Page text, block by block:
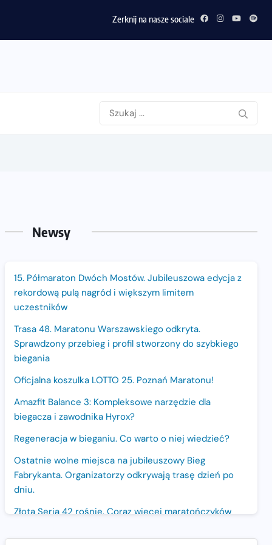
Zerknij na nasze sociale
Newsy
15. Półmaraton Dwóch Mostów. Jubileuszowa edycja z
rekordową pulą nagród i większym limitem
uczestników
Trasa 48. Maratonu Warszawskiego odkryta.
Sprawdzony przebieg i profil stworzony do szybkiego
biegania
Oficjalna koszulka LOTTO 25. Poznań Maratonu!
Amazfit Balance 3: Kompleksowe narzędzie dla
biegacza i zawodnika Hyrox?
Regeneracja w bieganiu. Co warto o niej wiedzieć?
Ostatnie wolne miejsca na jubileuszowy Bieg
Fabrykanta. Organizatorzy odkrywają trasę dzień po
dniu.
Złota Seria 42 rośnie. Coraz więcej maratończyków
Polsce